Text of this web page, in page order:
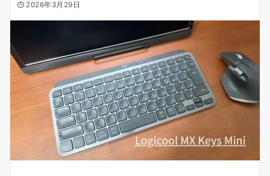
2026年3月29日